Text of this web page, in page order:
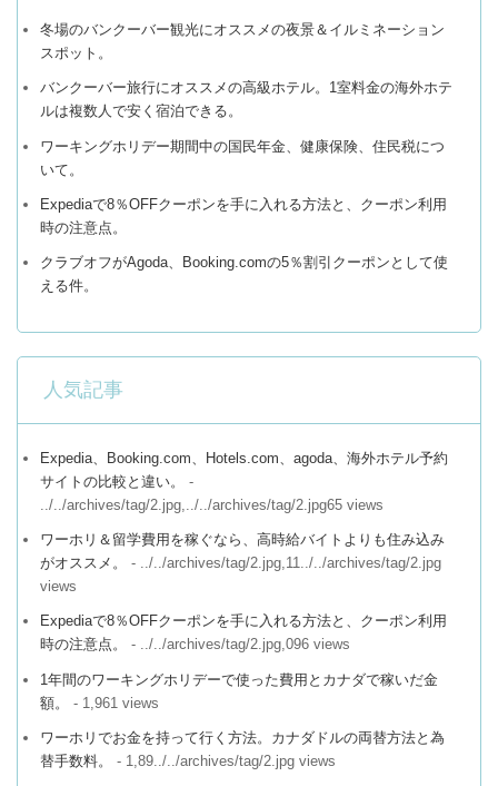
冬場のバンクーバー観光にオススメの夜景＆イルミネーション
スポット。
バンクーバー旅行にオススメの高級ホテル。1室料金の海外ホテ
ルは複数人で安く宿泊できる。
ワーキングホリデー期間中の国民年金、健康保険、住民税につ
いて。
Expediaで8％OFFクーポンを手に入れる方法と、クーポン利用
時の注意点。
クラブオフがAgoda、Booking.comの5％割引クーポンとして使
える件。
人気記事
Expedia、Booking.com、Hotels.com、agoda、海外ホテル予約
サイトの比較と違い。
-
../../archives/tag/2.jpg,../../archives/tag/2.jpg65 views
ワーホリ＆留学費用を稼ぐなら、高時給バイトよりも住み込み
がオススメ。
- ../../archives/tag/2.jpg,11../../archives/tag/2.jpg
views
Expediaで8％OFFクーポンを手に入れる方法と、クーポン利用
時の注意点。
- ../../archives/tag/2.jpg,096 views
1年間のワーキングホリデーで使った費用とカナダで稼いだ金
額。
- 1,961 views
ワーホリでお金を持って行く方法。カナダドルの両替方法と為
替手数料。
- 1,89../../archives/tag/2.jpg views